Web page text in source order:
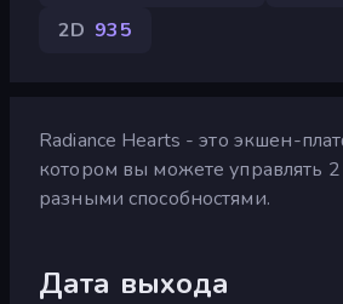
2D 935
Radiance Hearts - это экшен-
котором вы можете управлять
разными способностями.
Дата выхода